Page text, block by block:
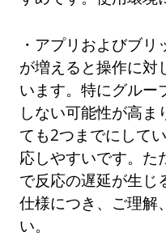
・アプリおよびブ
が増えると操作に対
います。特にグルー
しない可能性が高ま
ても2つまでにして
応しやすいです。た
で反応の遅延が生じ
仕様につき、ご理解
い。